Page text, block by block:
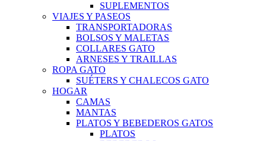
SUPLEMENTOS
VIAJES Y PASEOS
TRANSPORTADORAS
BOLSOS Y MALETAS
COLLARES GATO
ARNESES Y TRAILLAS
ROPA GATO
SUÉTERS Y CHALECOS GATO
HOGAR
CAMAS
MANTAS
PLATOS Y BEBEDEROS GATOS
PLATOS